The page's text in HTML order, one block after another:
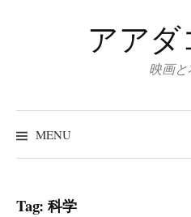
アア
映画と
MENU
Tag:科学